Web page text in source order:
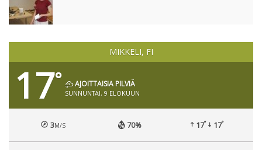
MIKKELI, FI
17° AJOITTAISIA PILVIÄ
SUNNUNTAI, 9 ELOKUUN
3M/S 70% 17° 17°